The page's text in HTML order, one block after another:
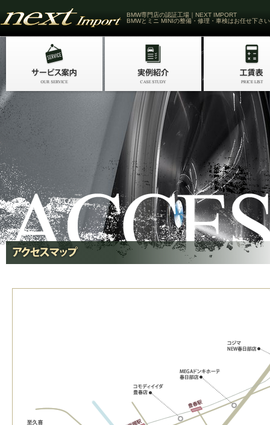
BMW専門店の認証工場｜NEXT IMPORT
BMWとミニ MINIの整備・修理・車検はお任せ下さい